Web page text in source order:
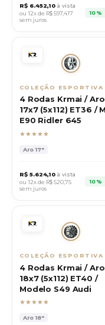
R$ 6.452,10 à vista
ou 12x de R$597,417
sem juros
10%
COLEÇÃO ESPORTIVA
4 Rodas Krmai / Aro
17x7 (5x112) ET36 /
E90 Ridler 645
★★★★★
Aro17"
R$ 5.624,10 à vista
ou 12x de R$520,75
sem juros
10%
COLEÇÃO ESPORTIVA
4 Rodas Krmai / Aro
18x7 (5x112) ET40 /
Modelo S49 Audi
★★★★★
Aro18"